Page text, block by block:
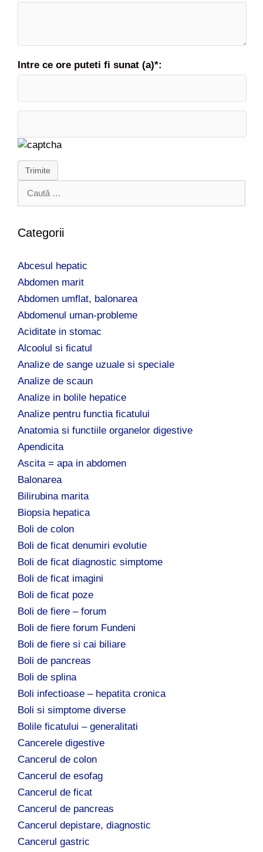
Intre ce ore puteti fi sunat (a)*:
Trimite
t
u
p
ă
:
Categorii
Abcesul hepatic
Abdomen marit
Abdomen umflat, balonarea
Abdomenul uman-probleme
Aciditate in stomac
Alcoolul si ficatul
Analize de sange uzuale si speciale
Analize de scaun
Analize in bolile hepatice
Analize pentru functia ficatului
Anatomia si functiile organelor digestive
Apendicita
Ascita = apa in abdomen
Balonarea
Bilirubina marita
Biopsia hepatica
Boli de colon
Boli de ficat denumiri evolutie
Boli de ficat diagnostic simptome
Boli de ficat imagini
Boli de ficat poze
Boli de fiere – forum
Boli de fiere forum Fundeni
Boli de fiere si cai biliare
Boli de pancreas
Boli de splina
Boli infectioase – hepatita cronica
Boli si simptome diverse
Bolile ficatului – generalitati
Cancerele digestive
Cancerul de colon
Cancerul de esofag
Cancerul de ficat
Cancerul de pancreas
Cancerul depistare, diagnostic
Cancerul gastric